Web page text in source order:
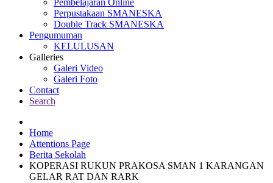
Pembelajaran Online
Perpustakaan SMANESKA
Double Track SMANESKA
Pengumuman
KELULUSAN
Galleries
Galeri Video
Galeri Foto
Contact
Search
Home
Attentions Page
Berita Sekolah
KOPERASI RUKUN PRAKOSA SMAN 1 KARANGAN
GELAR RAT DAN RARK